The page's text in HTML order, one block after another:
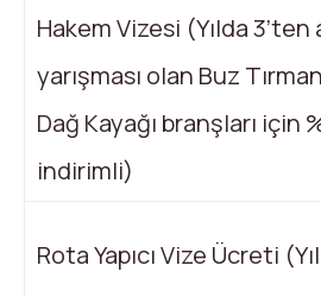
Hakem Vizesi (Yılda 3’ten
yarışması olan Buz
Dağ Kayağı branşları için
indirimli)
Rota Yapıcı Vize Ücreti